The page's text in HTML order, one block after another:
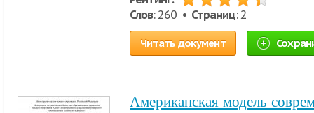
Слов: 260 • Страниц: 2
Читать документ
Американская модель